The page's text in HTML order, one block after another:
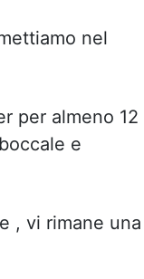
nel
per almeno 12
e
, vi rimane una